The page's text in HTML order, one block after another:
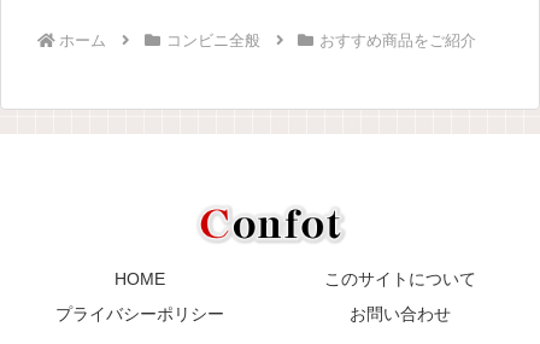
ホーム コンビニ全般 おすすめ商品をご紹介
HOME
このサイトについて
プライバシーポリシー
お問い合わせ